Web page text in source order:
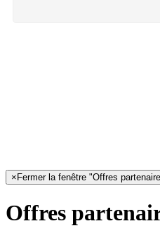
× Fermer la fenêtre "Offres
Offres